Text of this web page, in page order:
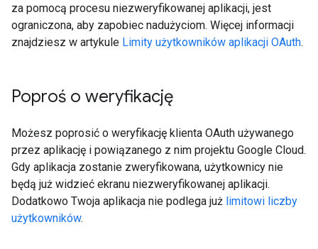
za pomocą procesu niezweryfikowanej aplikacji, jest
ograniczona, aby zapobiec nadużyciom. Więcej informacji
znajdziesz w artykule Limity użytkowników aplikacji OAuth.
Poproś o weryfikację
Możesz poprosić o weryfikację klienta OAuth używanego
przez aplikację i powiązanego z nim projektu Google Cloud.
Gdy aplikacja zostanie zweryfikowana, użytkownicy nie
będą już widzieć ekranu niezweryfikowanej aplikacji.
Dodatkowo Twoja aplikacja nie podlega już limitowi liczby
użytkowników.